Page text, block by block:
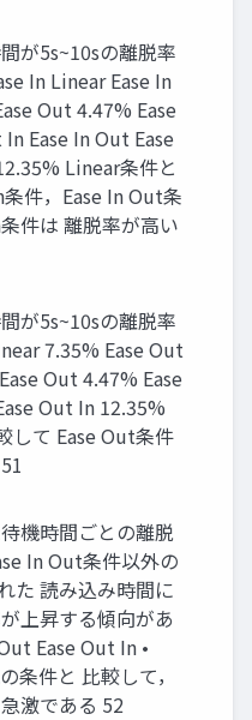
が5s~10sの離脱率
In Linear Ease In
Out 4.47% Ease
Ease In Out Ease
Linear条件と
件，Ease In Out条
件は 離脱率が高い
が5s~10sの離脱率
7.35% Ease Out
Out 4.47% Ease
Out In 12.35%
して Ease Out条件
機時間ごとの離脱
In Out条件以外の
た 読み込み時間に
上昇する傾向があ
Ease Out In •
条件と 比較して，
激である 52